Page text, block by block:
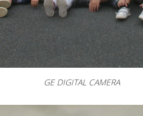
GE DIGITAL CAMERA